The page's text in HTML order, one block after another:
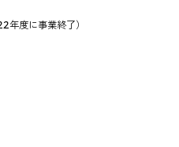
年度に事業終了）